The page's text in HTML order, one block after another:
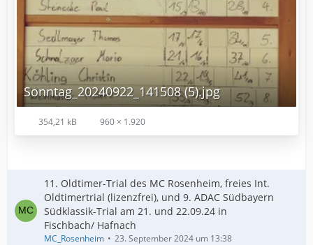
Sonntag_20240922_141508 (5).jpg
354,21 kB 960 × 1.920
11. Oldtimer-Trial des MC Rosenheim, freies Int.
Oldtimertrial (lizenzfrei), und 9. ADAC Südbayern
Südklassik-Trial am 21. und 22.09.24 in
Fischbach/ Hafnach
MC_Rosenheim 23. September 2024 um 13:38